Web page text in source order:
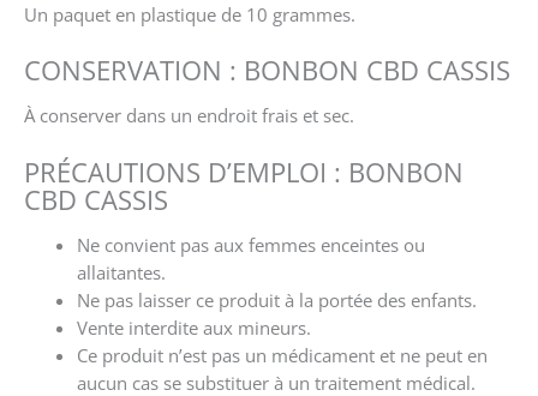
Un paquet en plastique de 10 grammes.
CONSERVATION : BONBON CBD CASSIS
À conserver dans un endroit frais et sec.
PRÉCAUTIONS D’EMPLOI : BONBON
CBD CASSIS
Ne convient pas aux femmes enceintes ou
allaitantes.
Ne pas laisser ce produit à la portée des enfants.
Vente interdite aux mineurs.
Ce produit n’est pas un médicament et ne peut en
aucun cas se substituer à un traitement médical.